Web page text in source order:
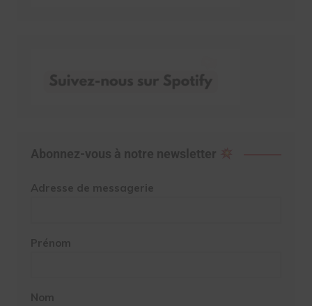
Abonnez-vous à notre newsletter
Adresse de messagerie
Prénom
Nom